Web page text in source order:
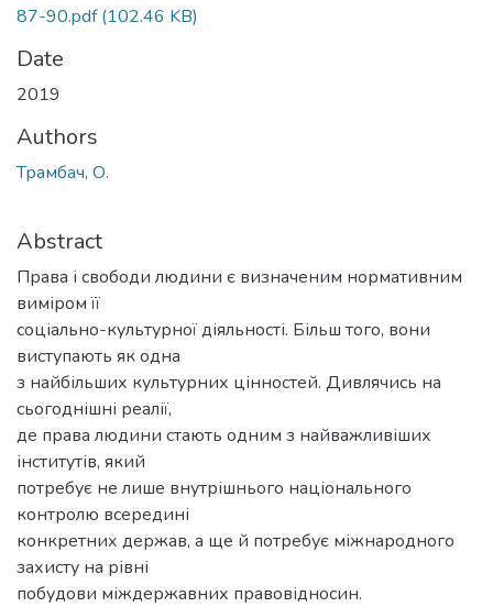
87-90.pdf(102.46 KB)
Date
2019
Authors
Трамбач, О.
Abstract
Права і свободи людини є визначеним нормативним
виміром її
соціально-культурної діяльності. Більш того, вони
виступають як одна
з найбільших культурних цінностей. Дивлячись на
сьогоднішні реалії,
де права людини стають одним з найважливіших
інститутів, який
потребує не лише внутрішнього національного
контролю всередині
конкретних держав, а ще й потребує міжнародного
захисту на рівні
побудови міждержавних правовідносин.